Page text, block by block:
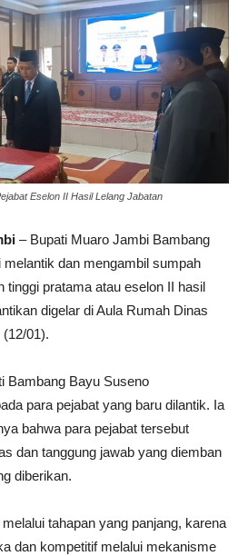
Eselon II Hasil Lelang Jabatan
– Bupati Muaro Jambi Bambang
dan mengambil sumpah
tinggi pratama atau eselon II hasil
digelar di Aula Rumah Dinas
01).
Bambang Bayu Suseno
para pejabat yang baru dilantik. Ia
bahwa para pejabat tersebut
dan tanggung jawab yang diemban
diberikan.
tahapan yang panjang, karena
dan kompetitif melalui mekanisme